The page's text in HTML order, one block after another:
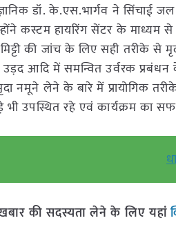
डॉ. के.एस.भार्गव ने सिंचाई
कस्टम हायरिंग सेंटर के माध्यम से
की जांच के लिए सही तरीके से
उड़द आदि में समन्वित उर्वरक
नमूने लेने के बारे में प्रायोगिक
भी उपस्थित रहे एवं कार्यक्रम का
की सदस्यता लेने के लिए यहां